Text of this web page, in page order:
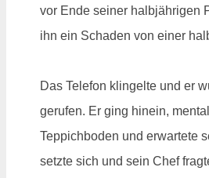
vor Ende seiner halbjährigen
ihn ein Schaden von einer
Das Telefon klingelte und er
gerufen. Er ging hinein,
Teppichboden und erwartete
setzte sich und sein Chef